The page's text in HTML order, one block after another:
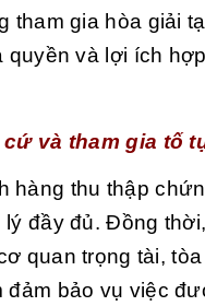
tham gia hòa giải
quyền và lợi ích
và tham gia tố
hàng thu thập
đầy đủ. Đồng
quan trọng tài,
đảm bảo vụ việc